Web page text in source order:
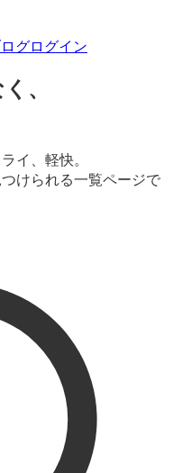
グログイン
、
イ、軽快。
けられる一覧ページで